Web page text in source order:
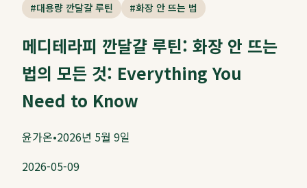
#대용량 깐달걀 루틴 #화장 안 뜨는 법
메디테라피 깐달걀 루틴: 화장 안 뜨는
법의 모든 것: Everything You
Need to Know
윤가온•2026년 5월 9일
2026-05-09